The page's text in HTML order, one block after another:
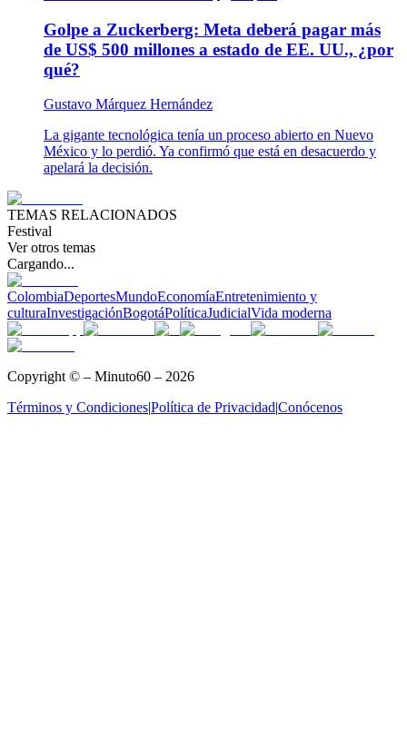
Golpe a Zuckerberg: Meta deberá pagar más
de US$ 500 millones a estado de EE. UU., ¿por
qué?
Gustavo Márquez Hernández
La gigante tecnológica tenía un proceso abierto en Nuevo
México y lo perdió. Ya confirmó que está en desacuerdo y
apelará la decisión.
TEMAS RELACIONADOS
Festival
Ver otros temas
Cargando...
ColombiaDeportesMundoEconomíaEntretenimiento y
culturaInvestigaciónBogotáPolíticaJudicialVida moderna
Copyright © – Minuto60 – 2026
Términos y Condiciones|Política de Privacidad|Conócenos